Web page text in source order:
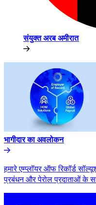
संयुक्त अरब अमीरात​​
भागीदार का अवलोकन​​
हमारे एम्प्लॉयर ऑफ रिकॉर्ड
प्रबंधन और पेरोल प्रदाताओं के